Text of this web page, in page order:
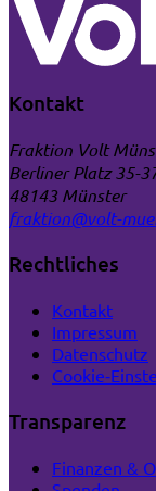
Kontakt
Fraktion Volt
Berliner Platz 35-
48143 Münster
fraktion@volt-
Rechtliches
Kontakt
Impressum
Datenschutz
Transparenz
Finanzen &